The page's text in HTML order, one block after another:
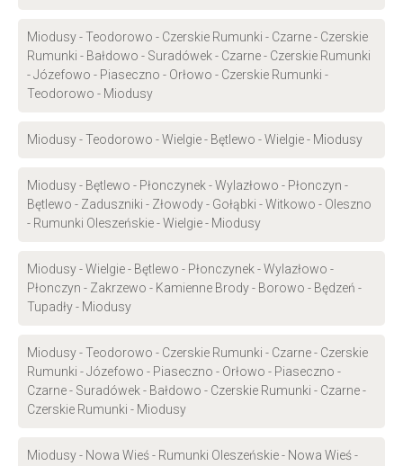
Miodusy - Teodorowo - Czerskie Rumunki - Czarne - Czerskie
Rumunki - Bałdowo - Suradówek - Czarne - Czerskie Rumunki
- Józefowo - Piaseczno - Orłowo - Czerskie Rumunki -
Teodorowo - Miodusy
Miodusy - Teodorowo - Wielgie - Bętlewo - Wielgie - Miodusy
Miodusy - Bętlewo - Płonczynek - Wylazłowo - Płonczyn -
Bętlewo - Zaduszniki - Złowody - Gołąbki - Witkowo - Oleszno
- Rumunki Oleszeńskie - Wielgie - Miodusy
Miodusy - Wielgie - Bętlewo - Płonczynek - Wylazłowo -
Płonczyn - Zakrzewo - Kamienne Brody - Borowo - Będzeń -
Tupadły - Miodusy
Miodusy - Teodorowo - Czerskie Rumunki - Czarne - Czerskie
Rumunki - Józefowo - Piaseczno - Orłowo - Piaseczno -
Czarne - Suradówek - Bałdowo - Czerskie Rumunki - Czarne -
Czerskie Rumunki - Miodusy
Miodusy - Nowa Wieś - Rumunki Oleszeńskie - Nowa Wieś -